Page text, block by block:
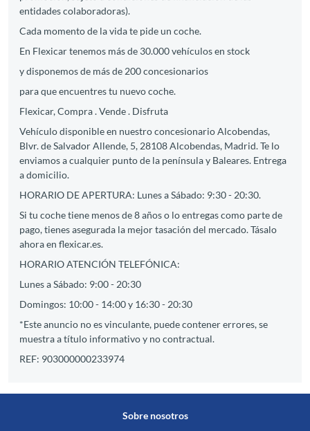
entidades colaboradoras).
Cada momento de la vida te pide un coche.
En Flexicar tenemos más de 30.000 vehículos en stock
y disponemos de más de 200 concesionarios
para que encuentres tu nuevo coche.
Flexicar, Compra . Vende . Disfruta
Vehículo disponible en nuestro concesionario Alcobendas,
Blvr. de Salvador Allende, 5, 28108 Alcobendas, Madrid. Te lo
enviamos a cualquier punto de la península y Baleares. Entrega
a domicilio.
HORARIO DE APERTURA: Lunes a Sábado: 9:30 - 20:30.
Si tu coche tiene menos de 8 años o lo entregas como parte de
pago, tienes asegurada la mejor tasación del mercado. Tásalo
ahora en flexicar.es.
HORARIO ATENCIÓN TELEFÓNICA:
Lunes a Sábado: 9:00 - 20:30
Domingos: 10:00 - 14:00 y 16:30 - 20:30
*Este anuncio no es vinculante, puede contener errores, se
muestra a título informativo y no contractual.
REF: 903000000233974
Sobre nosotros